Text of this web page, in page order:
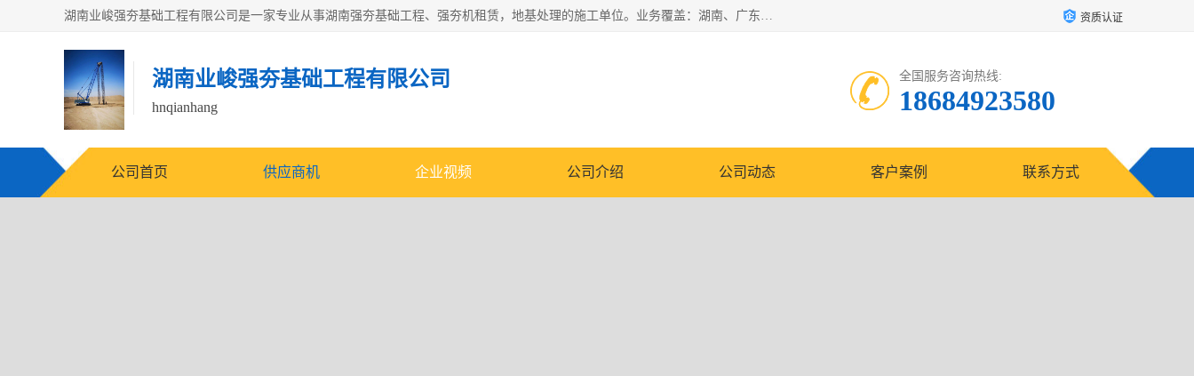
湖南业峻强夯基础工程有限公司是一家专业从事湖南强夯基础工程、强夯机租赁，地基处理的施工单位。业务覆盖：湖南、广东，江西等地。可承接1000KN.m-25000KN.m强夯（置换）工程。公司创始人是国内较早期从事强夯施工的建设者，经过多年的一步一个脚印的发展，在行业内具有较高的度和良好的口碑。 资质认证
湖南业峻强夯基础工程有限公司
hnqianhang
全国服务咨询热线:
18684923580
公司首页 供应商机 企业视频 公司介绍 公司动态 客户案例 联系方式